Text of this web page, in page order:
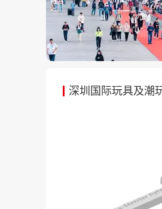
潮玩赛道战略高地：
玩具市场，涵盖艺术
市场预计到2026年将
全球资源链接枢纽：
等国家和地区的专业
果的首选平台。从
以十万计的展品集中
潮玩与文化创意深度
牌，以及敦煌城市
深圳国际玩具及潮